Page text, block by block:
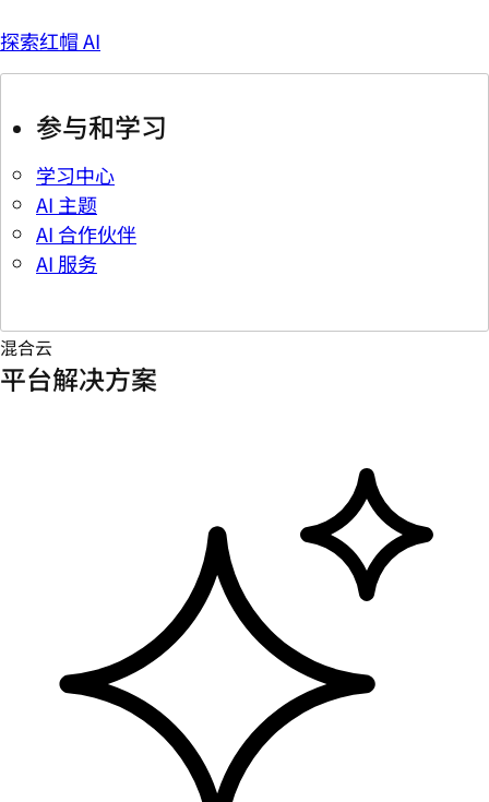
探索红帽 AI
参与和学习
学习中心
AI 主题
AI 合作伙伴
AI 服务
混合云
平台解决方案